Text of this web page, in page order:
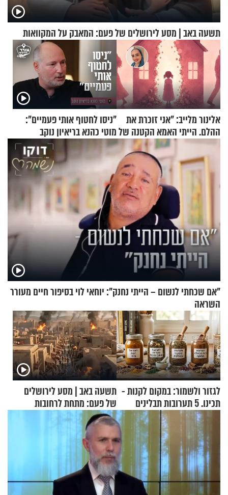
תשעה באב | מסע לירושלים של פעם: המאבק על המקוואות
אלינור מלייב: "אני זוכרת את
ההלם. הייתי האמא הקטנה של
הבית"
"ניסו לחטוף אותי פעמיים":
מוטי כהנא בריאיון נוקב
"אם שכחתי לנשום – הייתי נחנק": יוחאי לוי בסיפור חיים מעורר
השראה
לגזור ולשמור: במקום לקנות -
תכינו. 5 תערובות תבלינים
שמתאימות להכל
תשעה באב | מסע לירושלים
של פעם: מתחת לרחובות
ירושלים